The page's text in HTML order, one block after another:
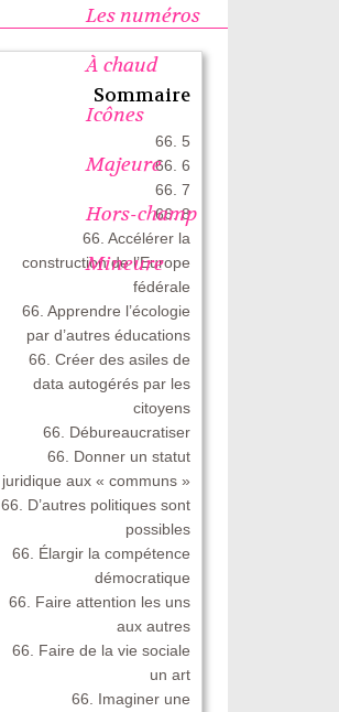
Les numéros
À chaud
Icônes
Majeure
Hors-champ
Mineure
Sommaire
66. 5
66. 6
66. 7
66. 8
66. Accélérer la
construction de l’Europe
fédérale
66. Apprendre l’écologie
par d’autres éducations
66. Créer des asiles de
data autogérés par les
citoyens
66. Débureaucratiser
66. Donner un statut
juridique aux « communs »
66. D’autres politiques sont
possibles
66. Élargir la compétence
démocratique
66. Faire attention les uns
aux autres
66. Faire de la vie sociale
un art
66. Imaginer une